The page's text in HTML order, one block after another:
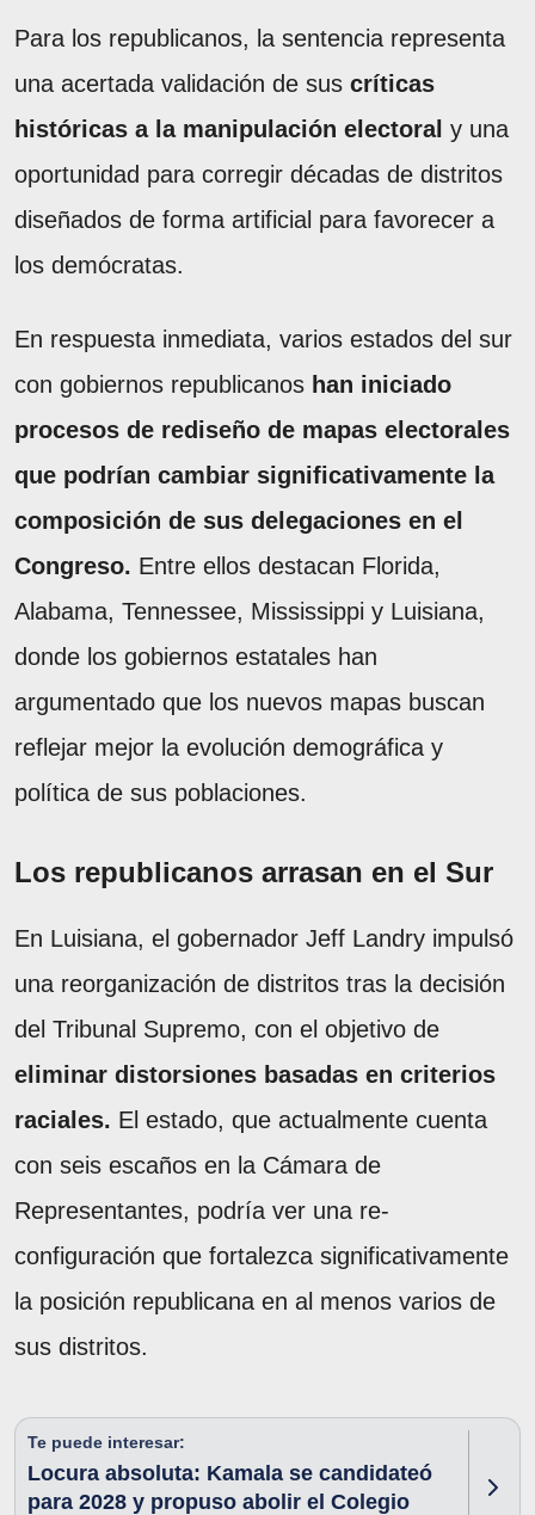
Para los republicanos, la sentencia representa
una acertada validación de sus críticas
históricas a la manipulación electoral y una
oportunidad para corregir décadas de distritos
diseñados de forma artificial para favorecer a
los demócratas.
En respuesta inmediata, varios estados del sur
con gobiernos republicanos han iniciado
procesos de rediseño de mapas electorales
que podrían cambiar significativamente la
composición de sus delegaciones en el
Congreso. Entre ellos destacan Florida,
Alabama, Tennessee, Mississippi y Luisiana,
donde los gobiernos estatales han
argumentado que los nuevos mapas buscan
reflejar mejor la evolución demográfica y
política de sus poblaciones.
Los republicanos arrasan en el Sur
En Luisiana, el gobernador Jeff Landry impulsó
una reorganización de distritos tras la decisión
del Tribunal Supremo, con el objetivo de
eliminar distorsiones basadas en criterios
raciales. El estado, que actualmente cuenta
con seis escaños en la Cámara de
Representantes, podría ver una re-
configuración que fortalezca significativamente
la posición republicana en al menos varios de
sus distritos.
Te puede interesar:
Locura absoluta: Kamala se candidateó
para 2028 y propuso abolir el Colegio